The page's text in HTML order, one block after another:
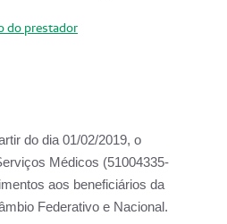
do prestador
do dia 01/02/2019, o
Médicos (51004335-
aos beneficiários da
Federativo e Nacional.